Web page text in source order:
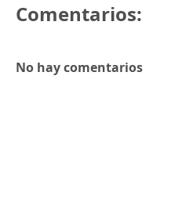
Comentarios:
No hay comentarios